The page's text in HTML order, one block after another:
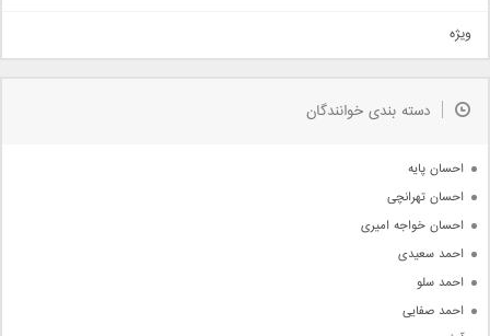
دمو
مذهبی
جدیدترین ها
ویژه
دسته بندی خوانندگان
احسان پایه
احسان تهرانچی
احسان خواجه امیری
احمد سعیدی
احمد سلو
احمد صفایی